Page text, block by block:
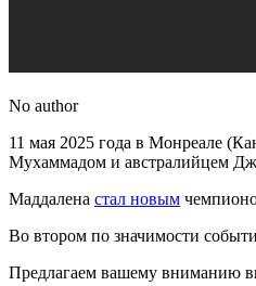
No author
11 мая 2025 года в Монреале
Мухаммадом и австралийцем
Маддалена стал новым
Во втором по значимости
Предлагаем вашему вниманию